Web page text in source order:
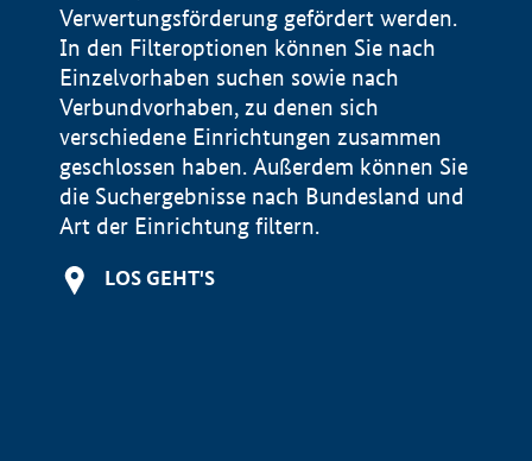
Verwertungsförderung gefördert werden.
In den Filteroptionen können Sie nach
Einzelvorhaben suchen sowie nach
Verbundvorhaben, zu denen sich
verschiedene Einrichtungen zusammen
geschlossen haben. Außerdem können Sie
die Suchergebnisse nach Bundesland und
Art der Einrichtung filtern.
LOS GEHT'S